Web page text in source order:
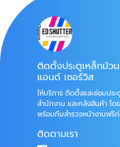
ติดตั้งประตูเหล็กม้ว
แอนด์ เซอร์วิส
ให้บริการ ติดตั้งและซ่อมปร
สำนักงาน และคลังสินค้า โ
พร้อมทีมสำรวจหน้างานฟรี
ติดตามเรา